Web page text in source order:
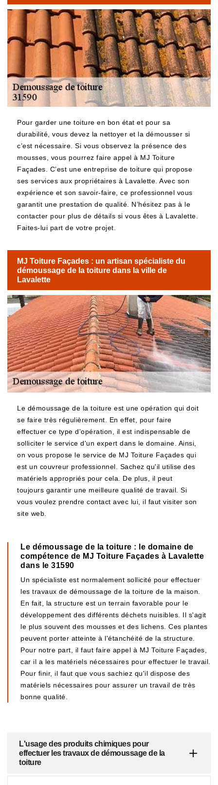
Pour garder une toiture en bon état et pour sa
durabilité, vous devez la nettoyer et la démousser si
c’est nécessaire. Si vous observez la présence des
mousses, vous pourrez faire appel à MJ Toiture
Façades. C’est une entreprise de toiture qui propose
ses services aux propriétaires à Lavalette. Avec son
expérience et son savoir-faire, ce professionnel vous
garantit une prestation de qualité. N’hésitez pas à le
contacter pour plus de détails si vous êtes à Lavalette.
Faites-lui part de votre projet.
MJ Toiture Façades : un artisan spécialiste du
démoussage de la toiture dans la ville de
Lavalette
Le démoussage de la toiture est une opération qui doit
se faire très régulièrement. En effet, pour faire
effectuer ce type d'opération, il est indispensable de
solliciter le service d'un expert dans le domaine. Ainsi,
on vous propose le service de MJ Toiture Façades qui
est un couvreur professionnel. Sachez qu'il utilise des
matériels appropriés pour cela. De plus, il peut
toujours garantir une meilleure qualité de travail. Si
vous voulez prendre contact avec lui, il faut visiter son
site web.
Le démoussage de la toiture : le domaine de
compétence de MJ Toiture Façades à Lavalette
dans le 31590
Un spécialiste est normalement sollicité pour effectuer
les travaux de démoussage de la toiture de la maison.
En fait, la structure est un terrain favorable pour le
développement des différents déchets nuisibles. Il s'agit
le plus souvent des mousses et des lichens. Ces plantes
peuvent porter atteinte à l'étanchéité de la structure.
Pour notre part, il faut faire appel à MJ Toiture Façades,
car il a les matériels nécessaires pour effectuer le travail.
Pour finir, il faut que vous sachiez qu'il dispose des
matériels nécessaires pour assurer un travail de très
bonne qualité.
L'usage des produits chimiques pour
effectuer les travaux de démoussage de la
toiture